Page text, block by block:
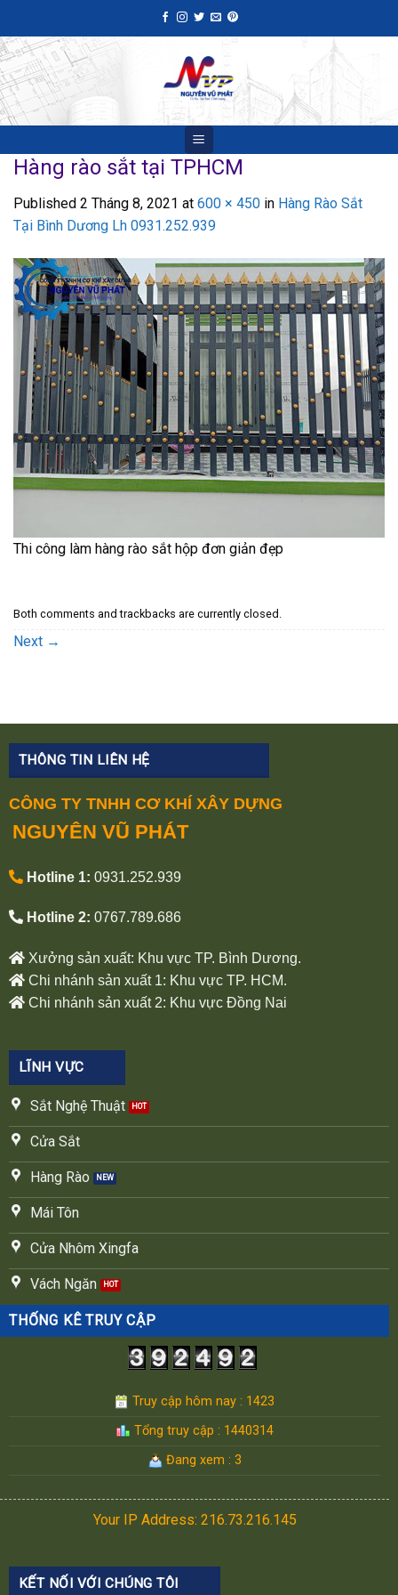
to
content
Hàng rào sắt tại TPHCM
Published 2 Tháng 8, 2021 at 600 × 450 in Hàng Rào Sắt
Tại Bình Dương Lh 0931.252.939
Thi công làm hàng rào sắt hộp đơn giản đẹp
Both comments and trackbacks are currently closed.
Next →
THÔNG TIN LIÊN HỆ
CÔNG TY TNHH CƠ KHÍ XÂY DỰNG
NGUYÊN VŨ PHÁT
Hotline 1: 0931.252.939
Hotline 2: 0767.789.686
Xưởng sản xuất: Khu vực TP. Bình Dương.
Chi nhánh sản xuất 1: Khu vực TP. HCM.
Chi nhánh sản xuất 2: Khu vực Đồng Nai
LĨNH VỰC
Sắt Nghệ Thuật
Cửa Sắt
Hàng Rào
Mái Tôn
Cửa Nhôm Xingfa
Vách Ngăn
THỐNG KÊ TRUY CẬP
Truy cập hôm nay : 1423
Tổng truy cập : 1440314
Đang xem : 3
Your IP Address: 216.73.216.145
KẾT NỐI VỚI CHÚNG TÔI